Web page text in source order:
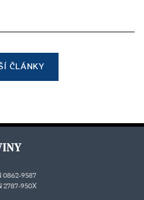
ČLÁNKY
0862-9587
2787-950X